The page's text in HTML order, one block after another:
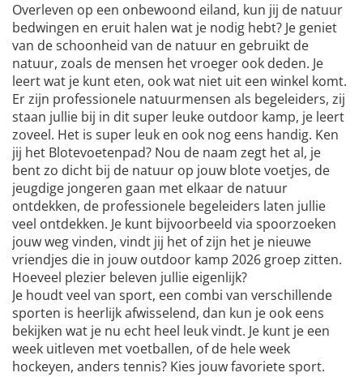
Overleven op een onbewoond eiland, kun jij de natuur
bedwingen en eruit halen wat je nodig hebt? Je geniet
van de schoonheid van de natuur en gebruikt de
natuur, zoals de mensen het vroeger ook deden. Je
leert wat je kunt eten, ook wat niet uit een winkel komt.
Er zijn professionele natuurmensen als begeleiders, zij
staan jullie bij in dit super leuke outdoor kamp, je leert
zoveel. Het is super leuk en ook nog eens handig. Ken
jij het Blotevoetenpad? Nou de naam zegt het al, je
bent zo dicht bij de natuur op jouw blote voetjes, de
jeugdige jongeren gaan met elkaar de natuur
ontdekken, de professionele begeleiders laten jullie
veel ontdekken. Je kunt bijvoorbeeld via spoorzoeken
jouw weg vinden, vindt jij het of zijn het je nieuwe
vriendjes die in jouw outdoor kamp 2026 groep zitten.
Hoeveel plezier beleven jullie eigenlijk?
Je houdt veel van sport, een combi van verschillende
sporten is heerlijk afwisselend, dan kun je ook eens
bekijken wat je nu echt heel leuk vindt. Je kunt je een
week uitleven met voetballen, of de hele week
hockeyen, anders tennis? Kies jouw favoriete sport.